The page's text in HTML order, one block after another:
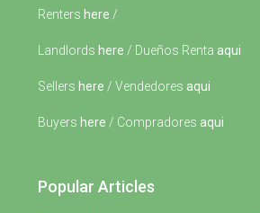
Renters here /
Landlords here / Dueños Renta aqui
Sellers here / Vendedores aqui
Buyers here / Compradores aqui
Popular Articles